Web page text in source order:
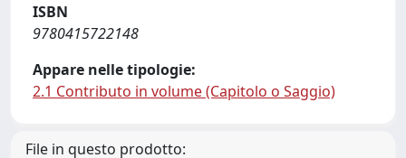
ISBN
9780415722148
Appare nelle tipologie:
2.1 Contributo in volume (Capitolo o Saggio)
File in questo prodotto: